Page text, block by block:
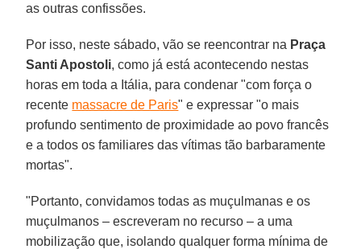
as outras confissões.
Por isso, neste sábado, vão se reencontrar na Praça
Santi Apostoli, como já está acontecendo nestas
horas em toda a Itália, para condenar "com força o
recente massacre de Paris" e expressar "o mais
profundo sentimento de proximidade ao povo francês
e a todos os familiares das vítimas tão barbaramente
mortas".
"Portanto, convidamos todas as muçulmanas e os
muçulmanos – escreveram no recurso – a uma
mobilização que, isolando qualquer forma mínima de